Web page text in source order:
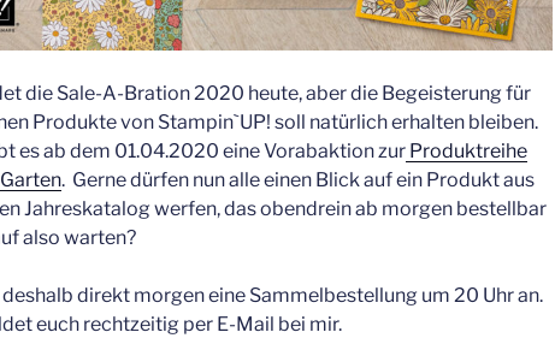
die Sale-A-Bration 2020 heute, aber die Begeisterung für
Produkte von Stampin`UP! soll natürlich erhalten bleiben.
es ab dem 01.04.2020 eine Vorabaktion zur Produktreihe
. Gerne dürfen nun alle einen Blick auf ein Produkt aus
Jahreskatalog werfen, das obendrein ab morgen bestellbar
also warten?
direkt morgen eine Sammelbestellung um 20 Uhr an.
euch rechtzeitig per E-Mail bei mir.